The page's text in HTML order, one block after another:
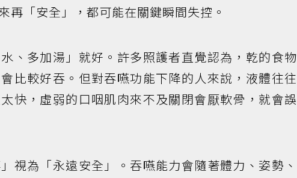
再「安全」，都可能在關鍵瞬間失控。
、多加湯」就好。許多照護者直覺認為，乾的食物
比較好吞。但對吞嚥功能下降的人來說，液體往往
快，虛弱的口咽肌肉來不及關閉會厭軟骨，就會誤
視為「永遠安全」。吞嚥能力會隨著體力、姿勢、